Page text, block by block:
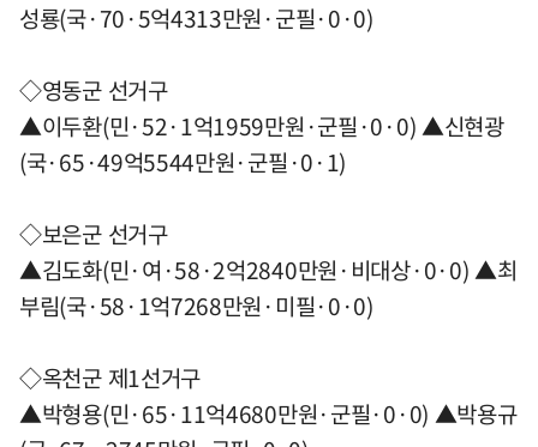
성룡(국·70·5억4313만원·군필·0·0)
◇영동군 선거구
▲이두환(민·52·1억1959만원·군필·0·0) ▲신현광
(국·65·49억5544만원·군필·0·1)
◇보은군 선거구
▲김도화(민·여·58·2억2840만원·비대상·0·0) ▲최
부림(국·58·1억7268만원·미필·0·0)
◇옥천군 제1선거구
▲박형용(민·65·11억4680만원·군필·0·0) ▲박용규